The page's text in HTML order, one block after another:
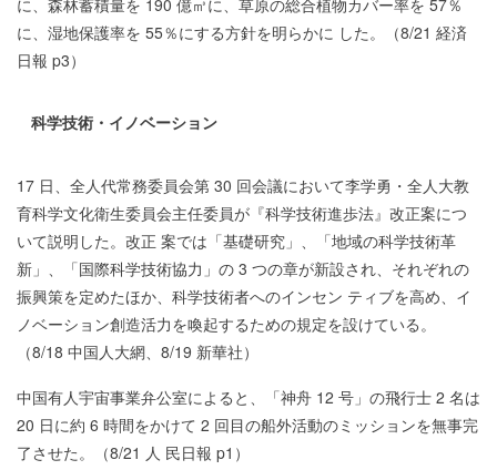
に、森林蓄積量を 190 億㎥に、草原の総合植物カバー率を 57％
に、湿地保護率を 55％にする方針を明らかに した。（8/21 経済
日報 p3）
科学技術・イノベーション
17 日、全人代常務委員会第 30 回会議において李学勇・全人大教
育科学文化衛生委員会主任委員が『科学技術進歩法』改正案につ
いて説明した。改正 案では「基礎研究」、「地域の科学技術革
新」、「国際科学技術協力」の 3 つの章が新設され、それぞれの
振興策を定めたほか、科学技術者へのインセン ティブを高め、イ
ノベーション創造活力を喚起するための規定を設けている。
（8/18 中国人大網、8/19 新華社）
中国有人宇宙事業弁公室によると、「神舟 12 号」の飛行士 2 名は
20 日に約 6 時間をかけて 2 回目の船外活動のミッションを無事完
了させた。（8/21 人 民日報 p1）